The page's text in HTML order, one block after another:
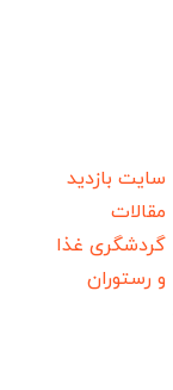
سایت بازدید
مقالات
گردشگری غذا
و رستوران